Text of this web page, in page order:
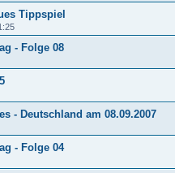
Tippspiel
- Folge 08
- Deutschland am 08.09.2007
- Folge 04